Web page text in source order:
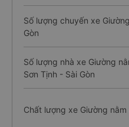
Số lượng chuyến xe
Gòn
Số lượng nhà xe Giường
Sơn Tịnh - Sài Gòn
Chất lượng xe Giường nằm